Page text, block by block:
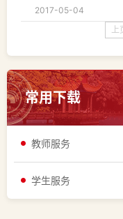
2017-05-04
上
常用下载
教师服务
学生服务